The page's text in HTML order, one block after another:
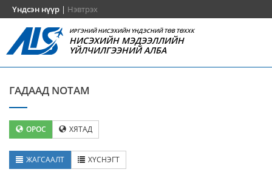
Үндсэн нүүр | Нэвтрэх
ИРГЭНИЙ НИСЭХИЙН ҮНДЭСНИЙ ТӨВ ТӨХХК
НИСЭХИЙН МЭДЭЭЛЛИЙН
ҮЙЛЧИЛГЭЭНИЙ АЛБА
ГАДААД NOTAM
ОРОС ХЯТАД
ЖАГСААЛТ ХҮСНЭГТ